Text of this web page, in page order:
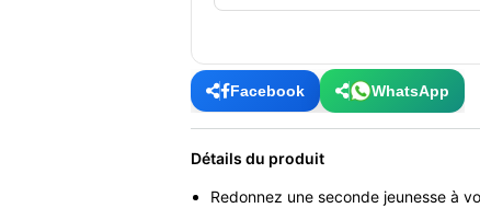
Facebook WhatsApp
Détails du produit
Redonnez une seconde jeunesse à